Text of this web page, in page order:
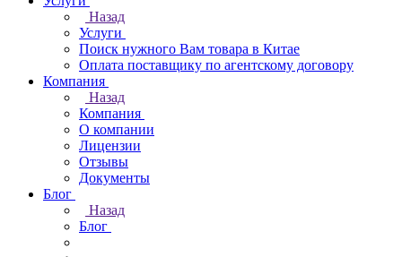
Назад
Услуги
Поиск нужного Вам товара в Китае
Оплата поставщику по агентскому договору
Компания
Назад
Компания
О компании
Лицензии
Отзывы
Документы
Блог
Назад
Блог